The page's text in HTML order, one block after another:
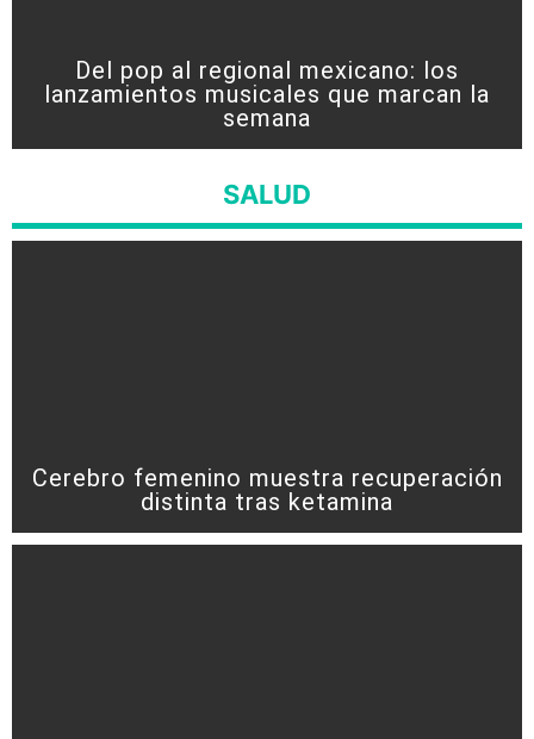
Del pop al regional mexicano: los
lanzamientos musicales que marcan la
semana
SALUD
Cerebro femenino muestra recuperación
distinta tras ketamina